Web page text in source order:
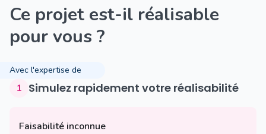
Ce projet est-il réalisable
pour vous ?
Avec l'expertise de
1 Simulez rapidement votre réalisabilité
Faisabilité inconnue